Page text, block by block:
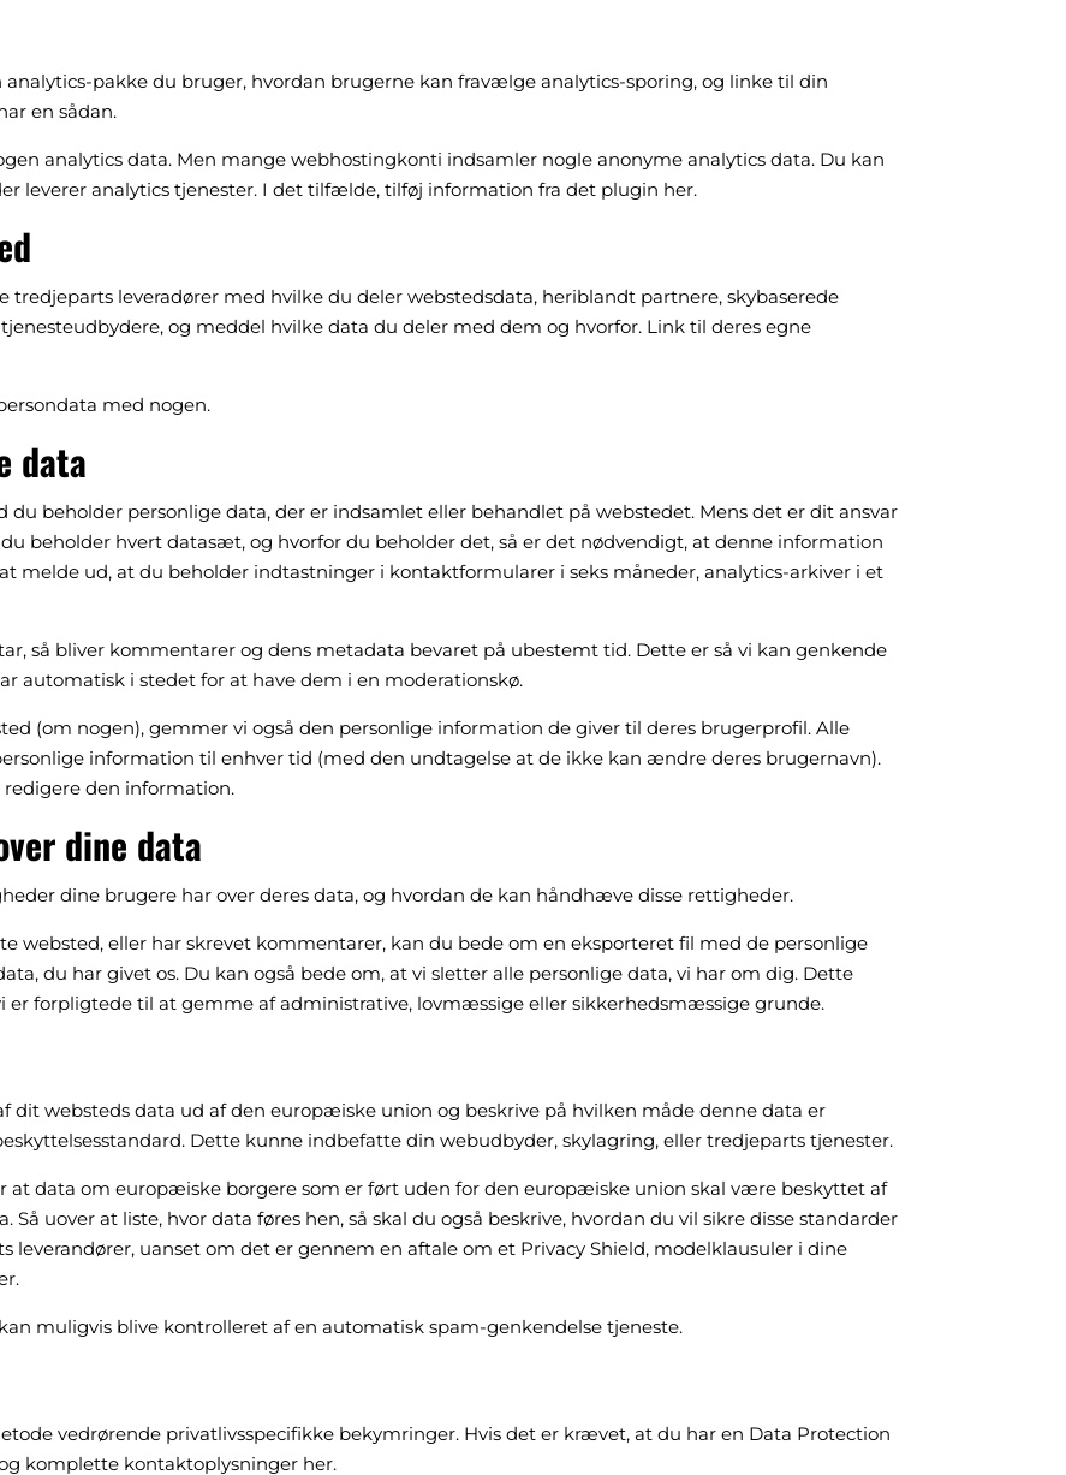
pakke du bruger, hvordan brugerne kan fravælge analytics-sporing, og linke til din
en sådan.
analytics data. Men mange webhostingkonti indsamler nogle anonyme analytics data. Du kan
leverer analytics tjenester. I det tilfælde, tilføj information fra det plugin her.
tredjeparts leveradører med hvilke du deler webstedsdata, heriblandt partnere, skybaserede
og meddel hvilke data du deler med dem og hvorfor. Link til deres egne
med nogen.
data
du beholder personlige data, der er indsamlet eller behandlet på webstedet. Mens det er dit ansvar
beholder hvert datasæt, og hvorfor du beholder det, så er det nødvendigt, at denne information
melde ud, at du beholder indtastninger i kontaktformularer i seks måneder, analytics-arkiver i et
så bliver kommentarer og dens metadata bevaret på ubestemt tid. Dette er så vi kan genkende
automatisk i stedet for at have dem i en moderationskø.
(om nogen), gemmer vi også den personlige information de giver til deres brugerprofil. Alle
information til enhver tid (med den undtagelse at de ikke kan ændre deres brugernavn).
den information.
dine data
dine brugere har over deres data, og hvordan de kan håndhæve disse rettigheder.
websted, eller har skrevet kommentarer, kan du bede om en eksporteret fil med de personlige
du har givet os. Du kan også bede om, at vi sletter alle personlige data, vi har om dig. Dette
er forpligtede til at gemme af administrative, lovmæssige eller sikkerhedsmæssige grunde.
dit websteds data ud af den europæiske union og beskrive på hvilken måde denne data er
Dette kunne indbefatte din webudbyder, skylagring, eller tredjeparts tjenester.
at data om europæiske borgere som er ført uden for den europæiske union skal være beskyttet af
Så uover at liste, hvor data føres hen, så skal du også beskrive, hvordan du vil sikre disse standarder
leverandører, uanset om det er gennem en aftale om et Privacy Shield, modelklausuler i dine
muligvis blive kontrolleret af en automatisk spam-genkendelse tjeneste.
vedrørende privatlivsspecifikke bekymringer. Hvis det er krævet, at du har en Data Protection
komplette kontaktoplysninger her.